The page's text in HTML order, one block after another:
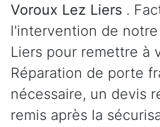
Voroux Lez Liers .
l'intervention de
Liers pour remettre à
Réparation de porte
nécessaire, un devis
remis après la